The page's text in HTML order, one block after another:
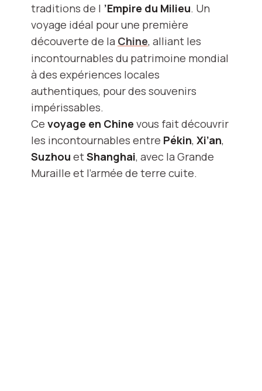
traditions de l ’Empire du Milieu. Un
voyage idéal pour une première
découverte de la Chine, alliant les
incontournables du patrimoine mondial
à des expériences locales
authentiques, pour des souvenirs
impérissables.
Ce voyage en Chine vous fait découvrir
les incontournables entre Pékin, Xi’an,
Suzhou etShanghai, avec la Grande
Muraille et l’armée de terre cuite.